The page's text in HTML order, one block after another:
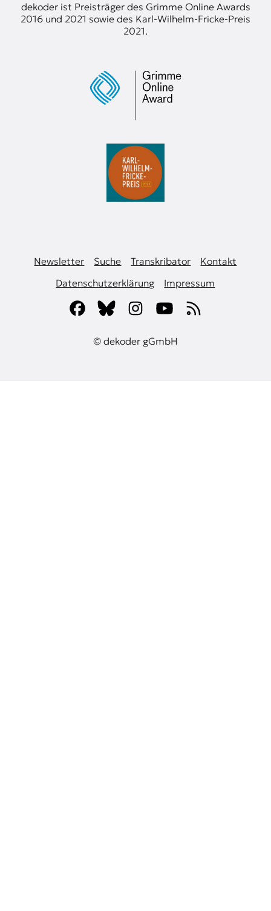
dekoder ist Preisträger des Grimme Online Awards
2016 und 2021 sowie des Karl-Wilhelm-Fricke-Preis
2021.
Newsletter Suche Transkribator
Kontakt
Datenschutzerklärung
Impressum
© dekoder gGmbH